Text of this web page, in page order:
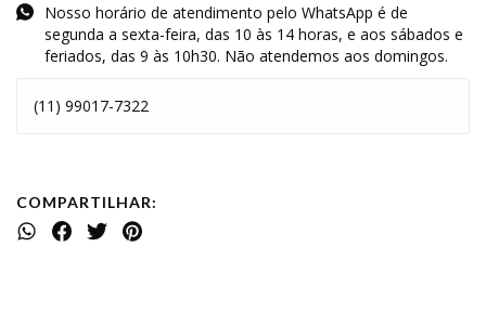
Nosso horário de atendimento pelo WhatsApp é de
segunda a sexta-feira, das 10 às 14 horas, e aos sábados e
feriados, das 9 às 10h30. Não atendemos aos domingos.
(11) 99017-7322
COMPARTILHAR: